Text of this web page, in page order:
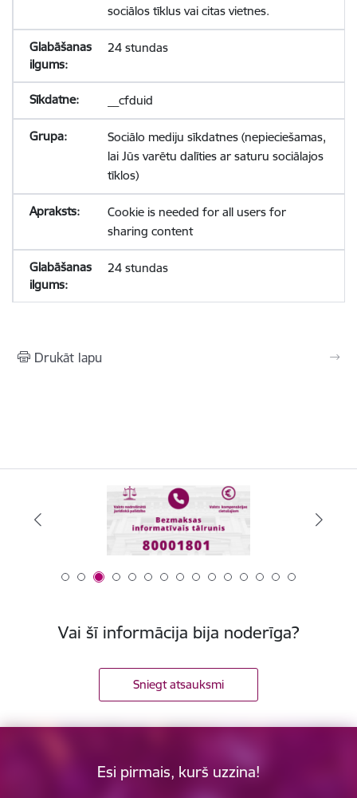
sociālos tīklus vai citas vietnes.
24 stundas
__cfduid
Sociālo mediju sīkdatnes (nepieciešamas,
lai Jūs varētu dalīties ar saturu sociālajos
tīklos)
Cookie is needed for all users for
sharing content
24 stundas
Drukāt lapu
Vai šī informācija bija noderīga?
Sniegt atsauksmi
Esi pirmais, kurš uzzina!